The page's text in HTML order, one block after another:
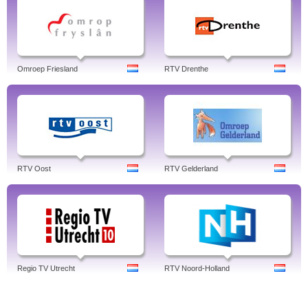
Omroep Friesland RTV Drenthe
RTV Oost RTV Gelderland
Regio TV Utrecht RTV Noord-Holland